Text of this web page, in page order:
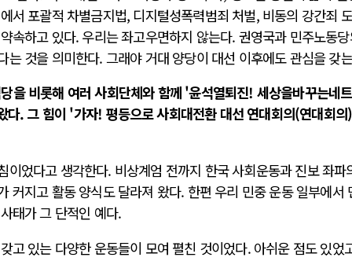
서 포괄적 차별금지법, 디지털성폭력범죄 처벌, 비동의 강간죄
속하고 있다. 우리는 좌고우면하지 않는다. 권영국과 민주노동
는 것을 의미한다. 그래야 거대 양당이 대선 이후에도 관심을 갖
을 비롯해 여러 사회단체와 함께 '윤석열퇴진! 세상을바꾸는네
. 그 힘이 '가자! 평등으로 사회대전환 대선 연대회의(연대회
이었다고 생각한다. 비상계엄 전까지 한국 사회운동과 진보 좌파
커지고 활동 양식도 달라져 왔다. 한편 우리 민중 운동 일부에서
태가 그 단적인 예다.
고 있는 다양한 운동들이 모여 펼친 것이었다. 아쉬운 점도 있었